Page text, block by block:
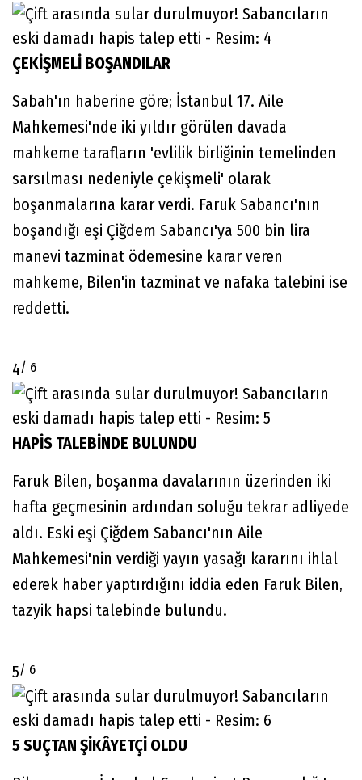
ÇEKİŞMELİ BOŞANDILAR
Sabah'ın haberine göre; İstanbul 17. Aile
Mahkemesi'nde iki yıldır görülen davada
mahkeme tarafların 'evlilik birliğinin temelinden
sarsılması nedeniyle çekişmeli' olarak
boşanmalarına karar verdi. Faruk Sabancı'nın
boşandığı eşi Çiğdem Sabancı'ya 500 bin lira
manevi tazminat ödemesine karar veren
mahkeme, Bilen'in tazminat ve nafaka talebini ise
reddetti.
4/ 6
HAPİS TALEBİNDE BULUNDU
Faruk Bilen, boşanma davalarının üzerinden iki
hafta geçmesinin ardından soluğu tekrar adliyede
aldı. Eski eşi Çiğdem Sabancı'nın Aile
Mahkemesi'nin verdiği yayın yasağı kararını ihlal
ederek haber yaptırdığını iddia eden Faruk Bilen,
tazyik hapsi talebinde bulundu.
5/ 6
5 SUÇTAN ŞİKÂYETÇİ OLDU